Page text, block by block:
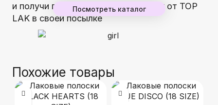
и получи гарантированный подарок от TOP
LAK в своей посылке
Посмотреть каталог
Похожие товары